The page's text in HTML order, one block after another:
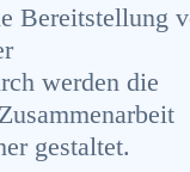
Bereitstellung
werden die
gestaltet.